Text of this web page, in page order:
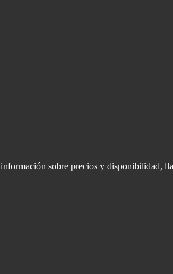
sobre precios y disponibilidad,